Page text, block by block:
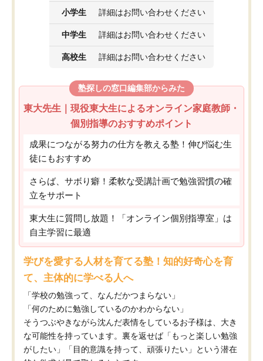
小学生 詳細はお問い合わせください
中学生 詳細はお問い合わせください
高校生 詳細はお問い合わせください
塾探しの窓口編集部からみた
東大先生｜現役東大生によるオンライン家庭教師・
個別指導のおすすめポイント
成果につながる努力の仕方を教える塾！伸び悩む生
徒にもおすすめ
さらば、サボり癖！柔軟な受講計画で勉強習慣の確
立をサポート
東大生に質問し放題！「オンライン個別指導室」は
自主学習に最適
学びを愛する人材を育てる塾！知的好奇心を育
て、主体的に学べる人へ
「学校の勉強って、なんだかつまらない」
「何のために勉強しているのかわからない」
そうつぶやきながら沈んだ表情をしているお子様は、大き
な可能性を持っています。裏を返せば「もっと楽しい勉強
がしたい」「目的意識を持って、頑張りたい」という潜在